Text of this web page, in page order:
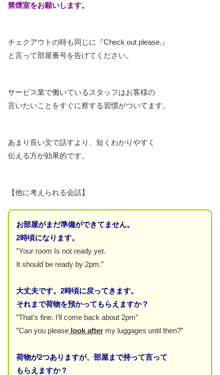
禁煙室をお願いします。
チェクアウトの時も同じに『Check out please.』
と言って部屋番号を告げてください。
サービス業で働いているスタッフはお客様の
言いたいことをすぐに察する習慣がついてます。
あまり長い文で話すより、短くわかりやすく
伝える方が効果的です。
【他に考えられる会話】
お部屋がまだ準備ができてません。
2時頃になります。
”Your room Is not ready yet.
It should be ready by 2pm.”
大丈夫です。2時頃に戻ってきます。
それまで荷物を預かってもらえますか？
”That’s fine. I’ll come back about 2pm”
”Can you please look after my luggages until then?”
荷物が2つありますが、部屋まで持って言って
もらえますか？